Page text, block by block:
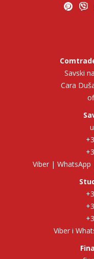
Savski
Cara
Viber |
Viber i